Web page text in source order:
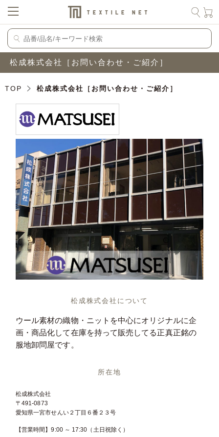
松成株式会社［お問い合わせ・ご紹介］
TOP 松成株式会社［お問い合わせ・ご紹介］
松成株式会社について
ウール素材の織物・ニットを中心にオリジナルに企
画・商品化して在庫を持って販売してる正真正銘の
服地卸問屋です。
所在地
松成株式会社
〒491-0873
愛知県一宮市せんい２丁目６番２３号
【営業時間】9:00 ～ 17:30（土日祝除く）